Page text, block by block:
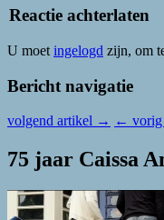
Reactie achterlaten
U moet ingelogd zijn, om
Bericht navigatie
volgend artikel → ← vorig
75 jaar Caissa